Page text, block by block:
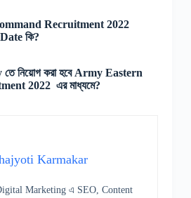
Recruitment 2022
কি?
নিয়োগ করা হবে Army Eastern
2022 এর মাধ্যমে?
Karmakar
Digital Marketing এ SEO, Content